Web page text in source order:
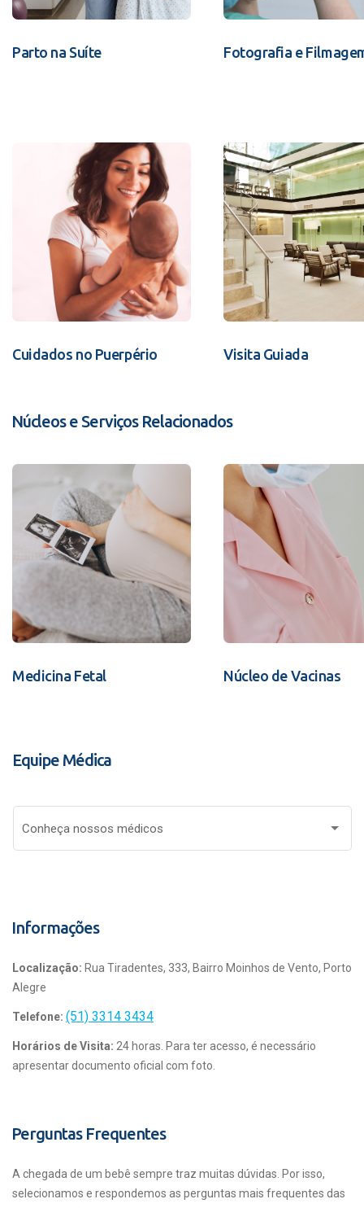
Parto na Suíte Fotografia e
Cuidados no Puerpério Visita Guiada
Núcleos e Serviços Relacionados
Medicina Fetal Núcleo de Vacinas
Equipe Médica
Conheça nossos médicos
Informações
Localização: Rua Tiradentes, 333, Bairro Moinhos de Vento, Porto
Alegre
Telefone: (51) 3314 3434
Horários de Visita: 24 horas. Para ter acesso, é necessário
apresentar documento oficial com foto.
Perguntas Frequentes
A chegada de um bebê sempre traz muitas dúvidas. Por isso,
selecionamos e respondemos as perguntas mais frequentes das